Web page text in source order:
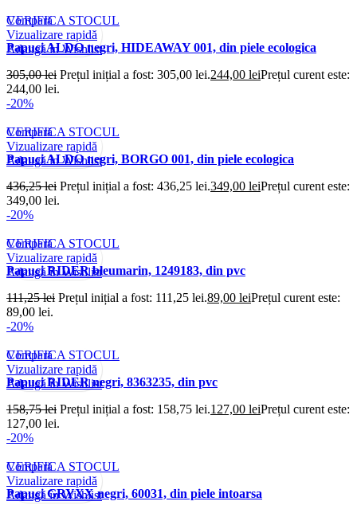
Compară
Vizualizare rapidă
Adaugă în Wishlist
VERIFICA STOCUL
Papuci ALDO negri, HIDEAWAY 001, din piele ecologica
305,00lei Prețul inițial a fost: 305,00 lei.244,00 leiPrețul curent este:
244,00 lei.
-20%
Compară
Vizualizare rapidă
Adaugă în Wishlist
VERIFICA STOCUL
Papuci ALDO negri, BORGO 001, din piele ecologica
436,25lei Prețul inițial a fost: 436,25 lei.349,00 leiPrețul curent este:
349,00 lei.
-20%
Compară
Vizualizare rapidă
Adaugă în Wishlist
VERIFICA STOCUL
Papuci RIDER bleumarin, 1249183, din pvc
111,25lei Prețul inițial a fost: 111,25 lei.89,00 leiPrețul curent este:
89,00 lei.
-20%
Compară
Vizualizare rapidă
Adaugă în Wishlist
VERIFICA STOCUL
Papuci RIDER negri, 8363235, din pvc
158,75lei Prețul inițial a fost: 158,75 lei.127,00 leiPrețul curent este:
127,00 lei.
-20%
Compară
Vizualizare rapidă
Adaugă în Wishlist
VERIFICA STOCUL
Papuci GRYXX negri, 60031, din piele intoarsa